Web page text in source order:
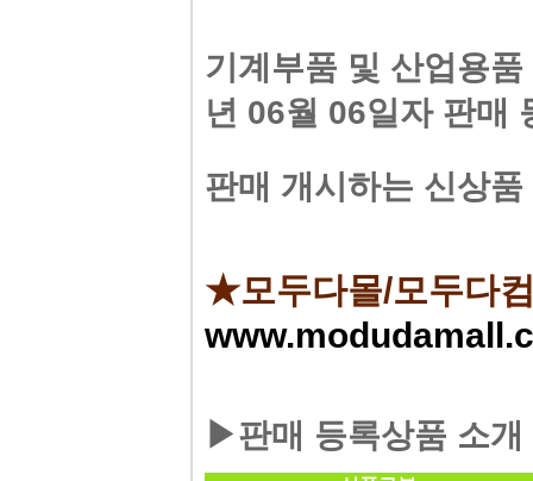
기계부품및산업용
년06월06일자판매
판매개시하는신상
★모두다몰/모두다
▶판매등록상품소개